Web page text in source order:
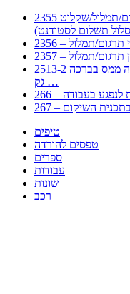
2355 דרישה לתשלום עבור מתן שירותי תרגום/תמלול/שקלוט
תשלום לסטודנט)
תרגום/תמלול
תרגום/תמלול
2513-2 טופס חדש הצהרה על העברה לחול הפטורה ממס בברכה
גק …
לנפגע בעבודה
בתכנית השיקום
טיפים
טפסים להורדה
ספרים
עבודות
שונות
רכב